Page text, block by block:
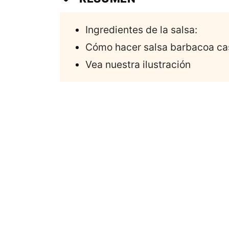
Ingredientes de la salsa:
Cómo hacer salsa barbacoa
Vea nuestra ilustración